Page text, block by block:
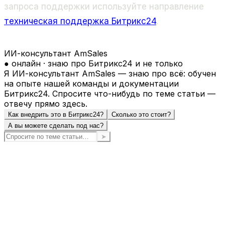
запроса поддержки используйте направление
техническая поддержка Битрикс24.
ИИ-консультант AmSales
● онлайн · знаю про Битрикс24 и не только
Я ИИ-консультант AmSales — знаю про всё: обучен
на опыте нашей команды и документации
Битрикс24. Спросите что-нибудь по теме статьи —
отвечу прямо здесь.
Как внедрить это в Битрикс24?
Сколько это стоит?
А вы можете сделать под нас?
➤